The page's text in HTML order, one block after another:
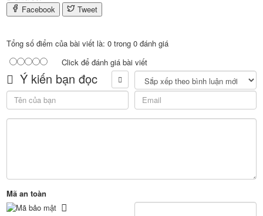
Facebook
Tweet
Tổng số điểm của bài viết là: 0 trong 0 đánh giá
Click để đánh giá bài viết
Ý kiến bạn đọc
Mã an toàn